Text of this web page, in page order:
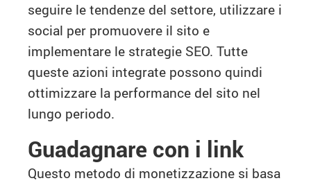
seguire le tendenze del settore, utilizzare i
social per promuovere il sito e
implementare le strategie SEO. Tutte
queste azioni integrate possono quindi
ottimizzare la performance del sito nel
lungo periodo.
Guadagnare con i link
Questo metodo di monetizzazione si basa